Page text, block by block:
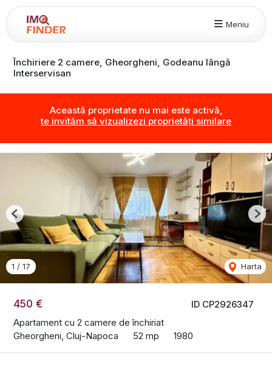
Meniu
Închiriere 2 camere, Gheorgheni, Godeanu lângă
Interservisan
Această proprietate nu mai este activă,
te invităm să vizualizezi proprietăți similare
ID CP2926347
450 €
Apartament cu 2 camere de închiriat
Gheorgheni, Cluj-Napoca
52 mp 1980
1 / 17 Harta
Previous